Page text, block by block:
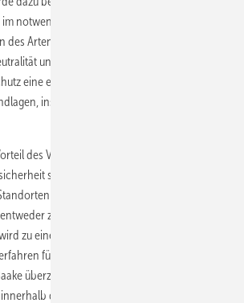
notwendigen Tempo vorankommt und
des Artenschutzes Rechnung getragen wird“,
und Artenschutz sind keine Gegensätze
eine entscheidende Voraussetzung für den
insbesondere von heute bereits
des Vorschlags liegt nach Baakes Worten
schaffe. „Alle Beteiligten wissen in
Windenergieanlagen
zulässig, mit Maßnahmen zulässig oder
zu einer wesentlichen Beschleunigung bei
führen.“ Eine Umsetzung sei schnell
überzeugt. Die kommende Regierung
der ersten 100 Tage im Amt angehen.